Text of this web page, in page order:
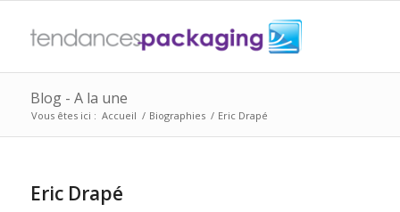
Blog - A la une
Vous êtes ici : Accueil / Biographies / Eric Drapé
Eric Drapé